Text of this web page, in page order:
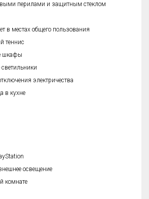
перилами и защитным стеклом
в местах общего пользования
теннис
шкафы
электричества
в кухне
освещение
комнате